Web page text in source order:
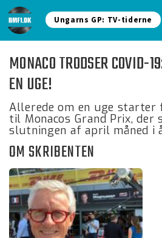
Ungarns GP: TV-tiderne
MONACO TRODSER COVID-
EN UGE!
Allerede om en uge starter
til Monacos Grand Prix, der
slutningen af april måned i
OM SKRIBENTEN